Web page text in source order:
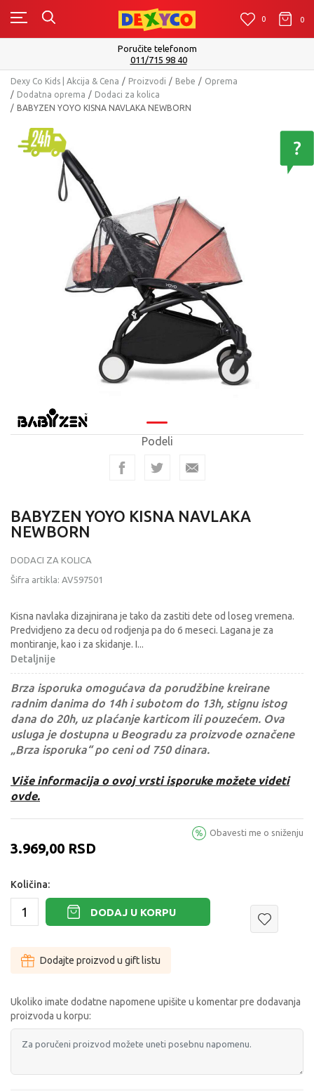
0 0 0
Poručite telefonom
011/715 98 40
Dexy Co Kids | Akcija & Cena Proizvodi Bebe
Oprema
Dodatna oprema
Dodaci za kolica
BABYZEN YOYO KISNA NAVLAKA NEWBORN
Podeli
BABYZEN YOYO KISNA NAVLAKA
NEWBORN
DODACI ZA KOLICA
Šifra artikla: AV597501
Kisna navlaka dizajnirana je tako da zastiti dete od loseg vremena.
Predvidjeno za decu od rodjenja pa do 6 meseci. Lagana je za
montiranje, kao i za skidanje. I...
Detaljnije
Brza isporuka omogućava da porudžbine kreirane
radnim danima do 14h i subotom do 13h, stignu istog
dana do 20h, uz plaćanje karticom ili pouzećem. Ova
usluga je dostupna u Beogradu za proizvode označene
„Brza isporuka“ po ceni od 750 dinara.
Više informacija o ovoj vrsti isporuke možete videti
ovde.
3.969,00 RSD
Obavesti me o sniženju
Količina:
DODAJ U KORPU
Dodajte proizvod u gift listu
Ukoliko imate dodatne napomene upišite u komentar pre dodavanja
proizvoda u korpu: